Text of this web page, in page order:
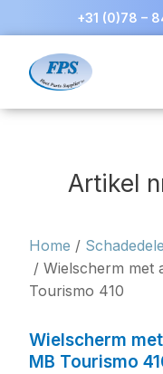
+31 (0)78 –
Artikel
Home /
/ Wielscherm met
Tourismo 410
Wielscherm
MB Tourismo